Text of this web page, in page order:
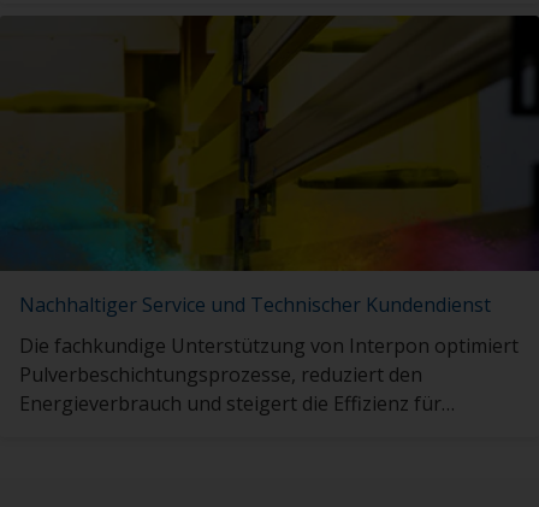
Nachhaltiger Service und Technischer Kundendienst
Die fachkundige Unterstützung von Interpon optimiert
Pulverbeschichtungsprozesse, reduziert den
Energieverbrauch und steigert die Effizienz für